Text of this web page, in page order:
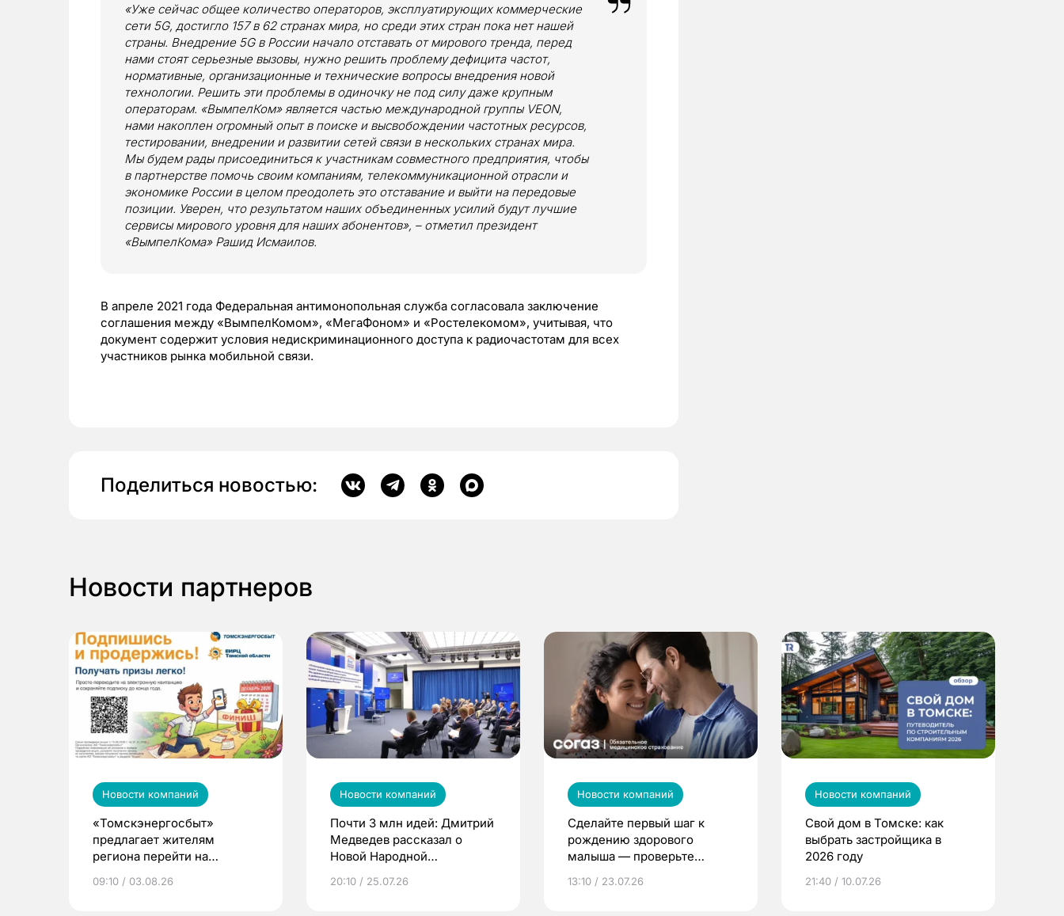
«Уже сейчас общее количество операторов, эксплуатирующих коммерческие
сети 5G, достигло 157 в 62 странах мира, но среди этих стран пока нет нашей
страны. Внедрение 5G в России начало отставать от мирового тренда, перед
нами стоят серьезные вызовы, нужно решить проблему дефицита частот,
нормативные, организационные и технические вопросы внедрения новой
технологии. Решить эти проблемы в одиночку не под силу даже крупным
операторам. «ВымпелКом» является частью международной группы VEON,
нами накоплен огромный опыт в поиске и высвобождении частотных ресурсов,
тестировании, внедрении и развитии сетей связи в нескольких странах мира.
Мы будем рады присоединиться к участникам совместного предприятия, чтобы
в партнерстве помочь своим компаниям, телекоммуникационной отрасли и
экономике России в целом преодолеть это отставание и выйти на передовые
позиции. Уверен, что результатом наших объединенных усилий будут лучшие
сервисы мирового уровня для наших абонентов», – отметил президент
«ВымпелКома» Рашид Исмаилов.
В апреле 2021 года Федеральная антимонопольная служба согласовала заключение
соглашения между «ВымпелКомом», «МегаФоном» и «Ростелекомом», учитывая, что
документ содержит условия недискриминационного доступа к радиочастотам для всех
участников рынка мобильной связи.
Поделиться новостью:
Новости партнеров
Новости компаний
«Томскэнергосбыт»
предлагает жителям
региона перейти на
выиграть призы
09:10 / 03.08.26
Новости компаний
Почти 3 млн идей: Дмитрий
Медведев рассказал о
Новой Народной
20:10 / 25.07.26
Новости компаний
Сделайте первый шаг к
рождению здорового
малыша — проверьте
по ОМС!
13:10 / 23.07.26
Новости компаний
Свой дом в Томске: как
выбрать застройщика в
2026 году
21:40 / 10.07.26